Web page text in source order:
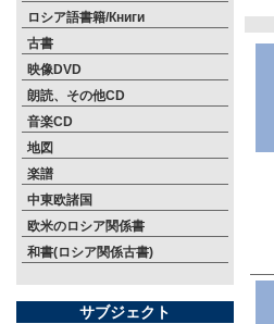
ロシア語書籍/Книги
古書
映像DVD
朗読、その他CD
音楽CD
地図
楽譜
中東欧諸国
欧米のロシア関係書
和書(ロシア関係古書)
サブジェクト